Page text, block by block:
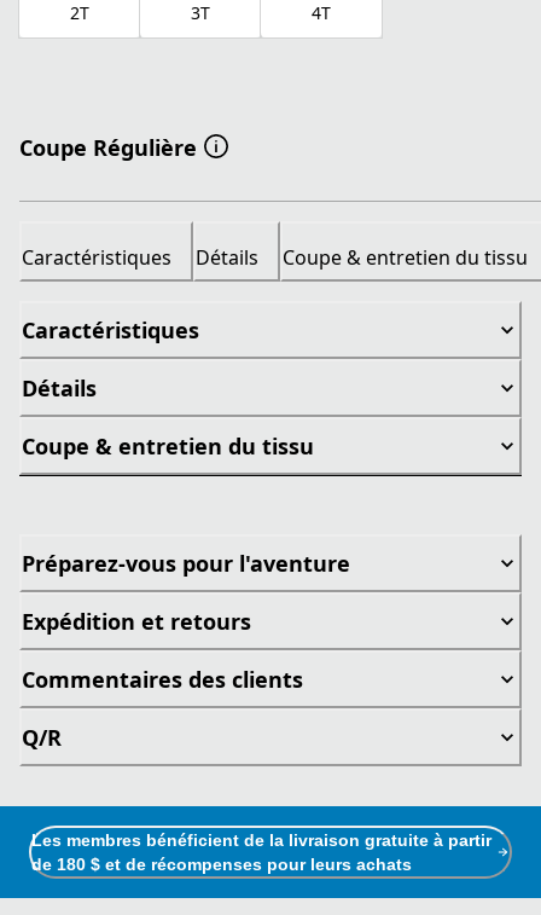
2T 3T 4T
Coupe Régulière
Caractéristiques Détails Coupe & entretien du tissu
Caractéristiques
Détails
Coupe & entretien du tissu
Préparez-vous pour l'aventure
Expédition et retours
Commentaires des clients
Q/R
Les membres bénéficient de la livraison gratuite à partir
de 180 $ et de récompenses pour leurs achats